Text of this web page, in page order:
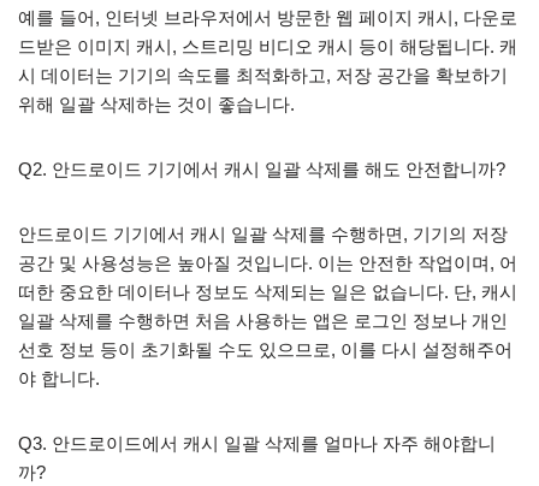
예를 들어, 인터넷 브라우저에서 방문한 웹 페이지 캐시, 다운로
드받은 이미지 캐시, 스트리밍 비디오 캐시 등이 해당됩니다. 캐
시 데이터는 기기의 속도를 최적화하고, 저장 공간을 확보하기
위해 일괄 삭제하는 것이 좋습니다.
Q2. 안드로이드 기기에서 캐시 일괄 삭제를 해도 안전합니까?
안드로이드 기기에서 캐시 일괄 삭제를 수행하면, 기기의 저장
공간 및 사용성능은 높아질 것입니다. 이는 안전한 작업이며, 어
떠한 중요한 데이터나 정보도 삭제되는 일은 없습니다. 단, 캐시
일괄 삭제를 수행하면 처음 사용하는 앱은 로그인 정보나 개인
선호 정보 등이 초기화될 수도 있으므로, 이를 다시 설정해주어
야 합니다.
Q3. 안드로이드에서 캐시 일괄 삭제를 얼마나 자주 해야합니
까?